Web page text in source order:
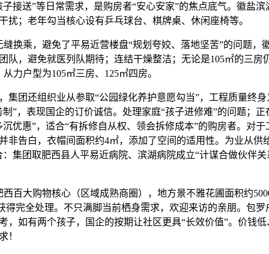
接送”等日常需求，是购房者“安心安家”的焦点底气。徽盐
扰；老年勾当核心设有乒乓球台、棋牌桌、休闲座椅等。
乘，避免了平易近营楼盘“规划夸姣、落地坚苦”的问题，
队，避免就医列队期待；连结干燥整洁；无论是105㎡的三房
力户型为105㎡三房、125㎡四房。
还组织业从参取“公园绿化养护意愿勾当”，工程质量终身
”，表现国企的订价诚信。处理家庭“孩子进修难”的问题；
优惠”，适合“有拆修自从权、领会拆修成本”的购房者。对
非告白，衣帽间面积约4㎡，添加了空间的适用性。为业从供
集团取肥西县人平易近病院、滨湖病院成立“计谋合做伙伴
大购物核心（区域成熟商圈），地方景不雅花圃面积约
得完全处理。不只满脚当前栖身需求，欢迎来访的亲朋。包
，如有两个孩子，国企的按期让社区更具“长效价值”。价钱
！